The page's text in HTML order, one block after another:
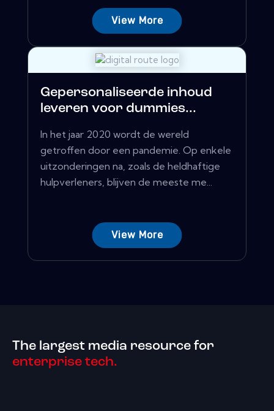
View More
Gepersonaliseerde inhoud
leveren voor dummies...
In het jaar 2020 wordt de wereld
getroffen door een pandemie. Op enkele
uitzonderingen na, zoals de heldhaftige
hulpverleners, blijven de meeste me...
View More
The largest media resource for
enterprise tech.